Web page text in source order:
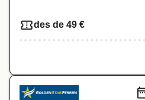
des de 49 €